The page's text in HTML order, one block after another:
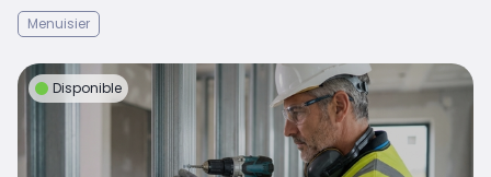
Menuisier
Disponible